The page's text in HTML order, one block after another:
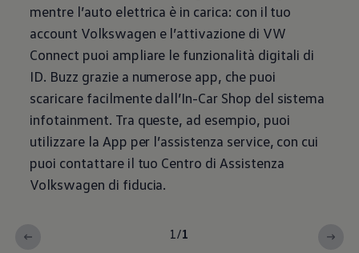
mentre l’auto elettrica è in carica: con il tuo
account Volkswagen e l’attivazione di VW
Connect puoi ampliare le funzionalità digitali di
ID. Buzz grazie a numerose app, che puoi
scaricare facilmente dall’In-Car Shop del sistema
infotainment. Tra queste, ad esempio, puoi
utilizzare la App per l’assistenza service, con cui
puoi contattare il tuo Centro di Assistenza
Volkswagen di fiducia.
1/1